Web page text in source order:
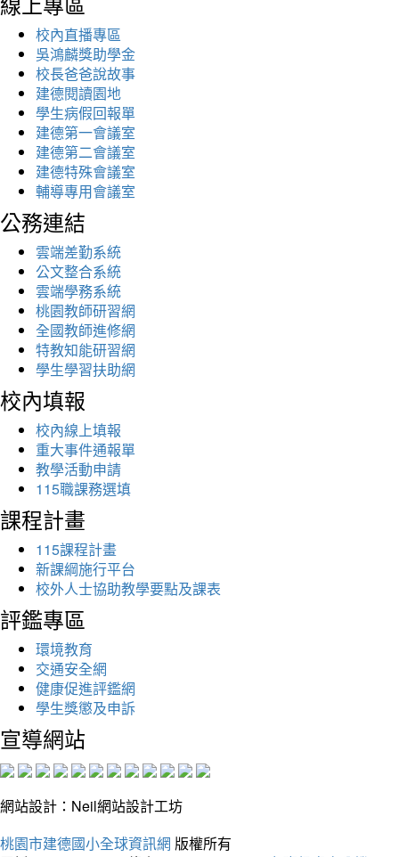
校內直播專區
吳鴻麟獎助學金
校長爸爸說故事
建德閱讀園地
學生病假回報單
建德第一會議室
建德第二會議室
建德特殊會議室
輔導專用會議室
公務連結
雲端差勤系統
公文整合系統
雲端學務系統
桃園教師研習網
全國教師進修網
特教知能研習網
學生學習扶助網
校內填報
校內線上填報
重大事件通報單
教學活動申請
115職課務選填
課程計畫
115課程計畫
新課綱施行平台
校外人士協助教學要點及課表
評鑑專區
環境教育
交通安全網
健康促進評鑑網
學生獎懲及申訴
宣導網站
網站設計：Neil網站設計工坊
桃園市建德國小全球資訊網 版權所有